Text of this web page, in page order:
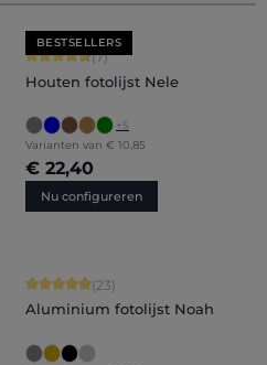
van 5 sterren
BESTSELLERS
Gemiddelde waardering van 4.71
(7)
Houten fotolijst Nele
+5
Varianten van € 10,85
€ 22,40
Nu configureren
5 sterren
Gemiddelde waardering van 4.91
(23)
Aluminium fotolijst Noah